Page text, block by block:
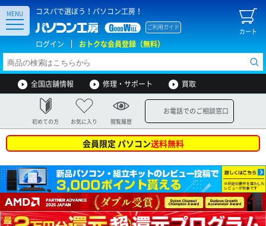
コスパで選ぼう！パソコン工房！
カート
ご利用ガイド
ログイン おトクな会員登録（無料）
MENU
全国店舗情報 修理・サポート 買取
初めての方 お気に入り 閲覧履歴
お電話でのご相談窓口
会員限定 パソコン送料無料